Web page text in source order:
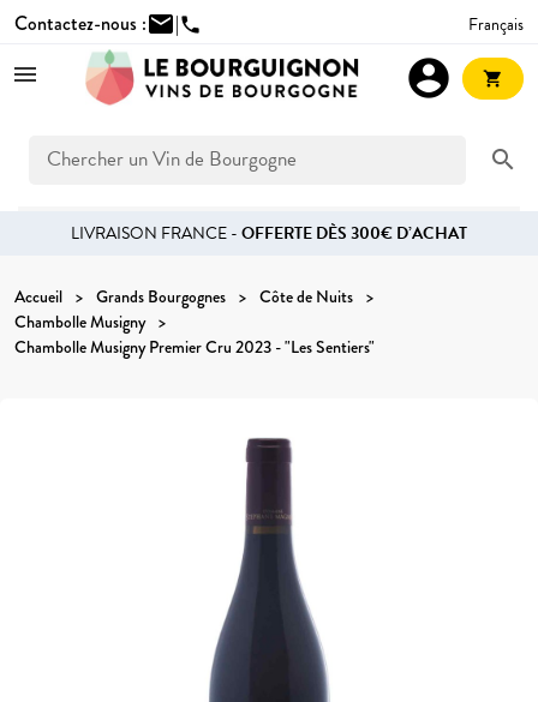
Contactez-nous :mail|phone Français
search
account_circle shopping_cart
LIVRAISON FRANCE -OFFERTE DÈS 300€ D’ACHAT
Accueil Grands Bourgognes
Côte de Nuits
Chambolle Musigny
Chambolle Musigny Premier Cru 2023 - "Les Sentiers"